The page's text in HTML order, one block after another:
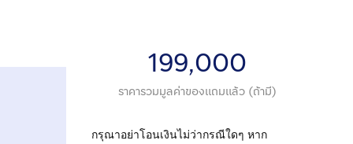
199,000
ราคารวมมูลค่าของแถมแล้ว (ถ้ามี)
กรุณาอย่าโอนเงินไม่ว่ากรณีใดๆ หาก